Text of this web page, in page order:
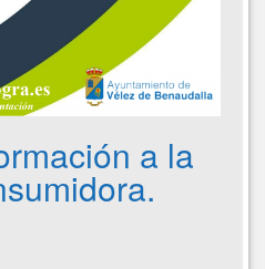
a la